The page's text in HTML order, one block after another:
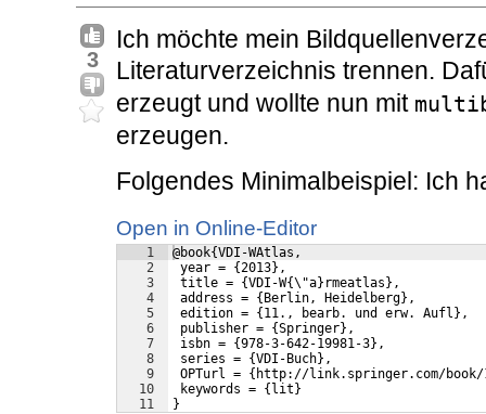
3
Ich möchte mein
Literaturverzeichnis trennen.
erzeugt und wollte nun mit
erzeugen.
Folgendes Minimalbeispiel: Ich
Open in Online-Editor
1
2
3
4
5
6
7
8
9
10
11
@book{VDI-WAtlas,
year = {2013},
title = {VDI-W{\"a}rmeatlas},
address = {Berlin, Heidelberg},
edition = {11., bearb. und erw. Aufl},
publisher = {Springer},
isbn = {978-3-642-19981-3},
series = {VDI-Buch},
OPTurl = {http://link.springer.com/book/
keywords = {lit}
}